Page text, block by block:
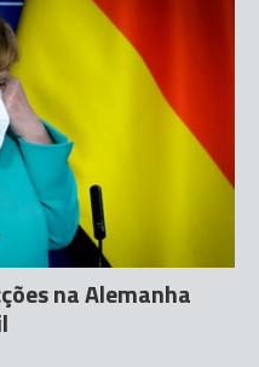
na Alemanha